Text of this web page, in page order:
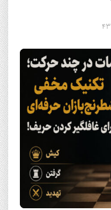
43